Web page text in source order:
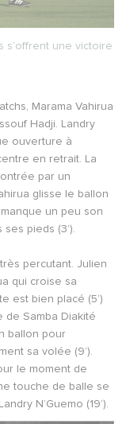
s’offrent une victoire
Marama Vahirua
Hadji. Landry
ouverture à
en retrait. La
par un
glisse le ballon
un peu son
pieds (3’).
percutant. Julien
qui croise sa
est bien placé (5’)
de Samba Diakité
ballon pour
sa volée (9’).
le moment de
touche de balle se
N’Guemo (19’).